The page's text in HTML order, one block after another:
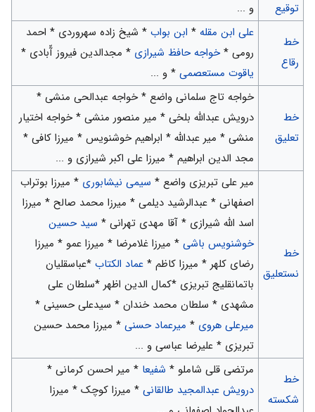
توقیع
و ...
خط
رقاع
علی ابن مقله* ابن بواب* شیخ زاده سهروردی * احمد
رومی *خواجه حافظ شیرازی * مجدالدین فیروز آّبادی *
یاقوت مستعصمی* و ...
خط
تعلیق
خواجه تاج سلمانی واضع * خواجه عبدالحی منشی *
درویش عبدالله بلخی * میر منصور منشی * خواجه اختیار
منشی * میر عبدالله * ابراهیم خوشنویس * میرزا کافی *
مجد الدین ابراهیم * میرزا علی اکبر شیرازی و ...
خط
نستعلیق
میر علی تبریزی واضع * سیمی نیشابوری * میرزا بوتراب
اصفهانی * عبدالرشید دیلمی * میرزا محمد صالح * میرزا
اسد الله شیرازی * آقا مهدی تهرانی * سید حسین
خوشنویس باشی* میرزا غلامرضا * میرزا عمو * میرزا
رضای کلهر * میرزا کاظم * عماد الکتاب*عباسقلیان
باتمانقلیج تبریزی *کمال الدین اظهر *سلطان علی
مشهدی * سلطان محمد خندان * سیدعلی حسینی *
میرعلی هروی * میرعماد حسنی* میرزا محمد حسین
تبریزی * علیرضا عباسی و ...
خط
شكسته
مرتضی قلی شاملو * شفیعا * میر احسن كرمانی *
درویش عبدالمجید طالقانی* میرزا کوچک * میرزا